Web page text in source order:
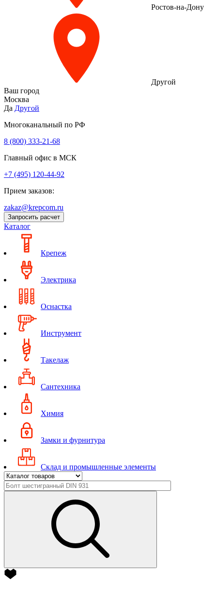
Ростов-на-Дону
Другой
Ваш город
Москва
Да Другой
Многоканальный по РФ
8 (800) 333‑21-68
Главный офис в МСК
+7 (495) 120-44-92
Прием заказов:
zakaz@krepcom.ru
Запросить расчет
Каталог
Крепеж
Электрика
Оснастка
Инструмент
Такелаж
Сантехника
Химия
Замки и фурнитура
Склад и промышленные элементы